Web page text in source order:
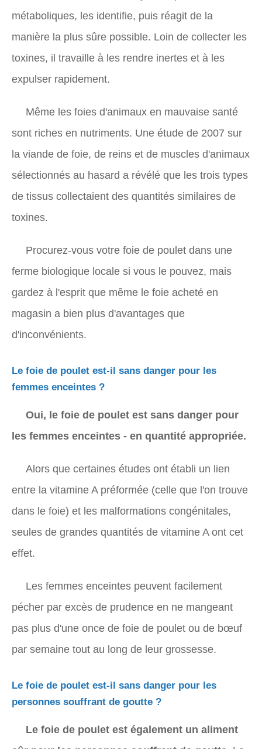
métaboliques, les identifie, puis réagit de la
manière la plus sûre possible. Loin de collecter les
toxines, il travaille à les rendre inertes et à les
expulser rapidement.
Même les foies d'animaux en mauvaise santé
sont riches en nutriments. Une étude de 2007 sur
la viande de foie, de reins et de muscles d'animaux
sélectionnés au hasard a révélé que les trois types
de tissus collectaient des quantités similaires de
toxines.
Procurez-vous votre foie de poulet dans une
ferme biologique locale si vous le pouvez, mais
gardez à l'esprit que même le foie acheté en
magasin a bien plus d'avantages que
d'inconvénients.
Le foie de poulet est-il sans danger pour les
femmes enceintes ?
Oui, le foie de poulet est sans danger pour
les femmes enceintes - en quantité appropriée.
Alors que certaines études ont établi un lien
entre la vitamine A préformée (celle que l'on trouve
dans le foie) et les malformations congénitales,
seules de grandes quantités de vitamine A ont cet
effet.
Les femmes enceintes peuvent facilement
pécher par excès de prudence en ne mangeant
pas plus d'une once de foie de poulet ou de bœuf
par semaine tout au long de leur grossesse.
Le foie de poulet est-il sans danger pour les
personnes souffrant de goutte ?
Le foie de poulet est également un aliment